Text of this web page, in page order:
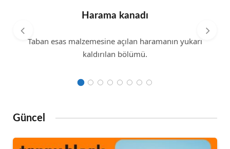
Harama kanadı
Taban esas malzemesine açılan haramanın yukarı
kaldırılan bölümü.
Güncel